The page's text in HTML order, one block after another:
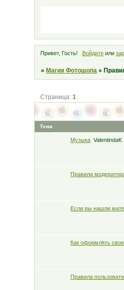
Привет, Гость! Войдитеили
» Магия Фотошопа »
Страница: 1
Тема
Музыка ValentindaK
Правила
Если вы нашли
Как оформлять
Правила